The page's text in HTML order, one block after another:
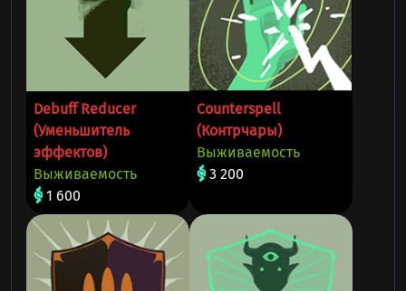
Debuff Reducer
(Уменьшитель
эффектов)
Выживаемость
1 600
Counterspell
(Контрчары)
Выживаемость
3 200